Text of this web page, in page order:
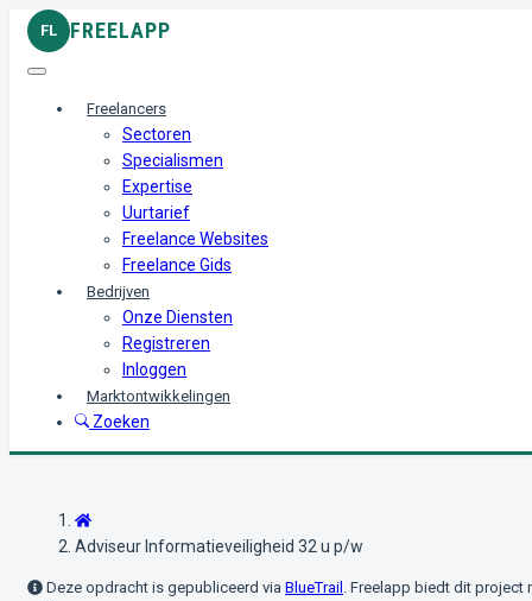
FL FREELAPP
Freelancers
Sectoren
Specialismen
Expertise
Uurtarief
Freelance Websites
Freelance Gids
Bedrijven
Onze Diensten
Registreren
Inloggen
Marktontwikkelingen
Zoeken
Adviseur Informatieveiligheid 32 u p/w
Deze opdracht is gepubliceerd via BlueTrail . Freelapp biedt dit project